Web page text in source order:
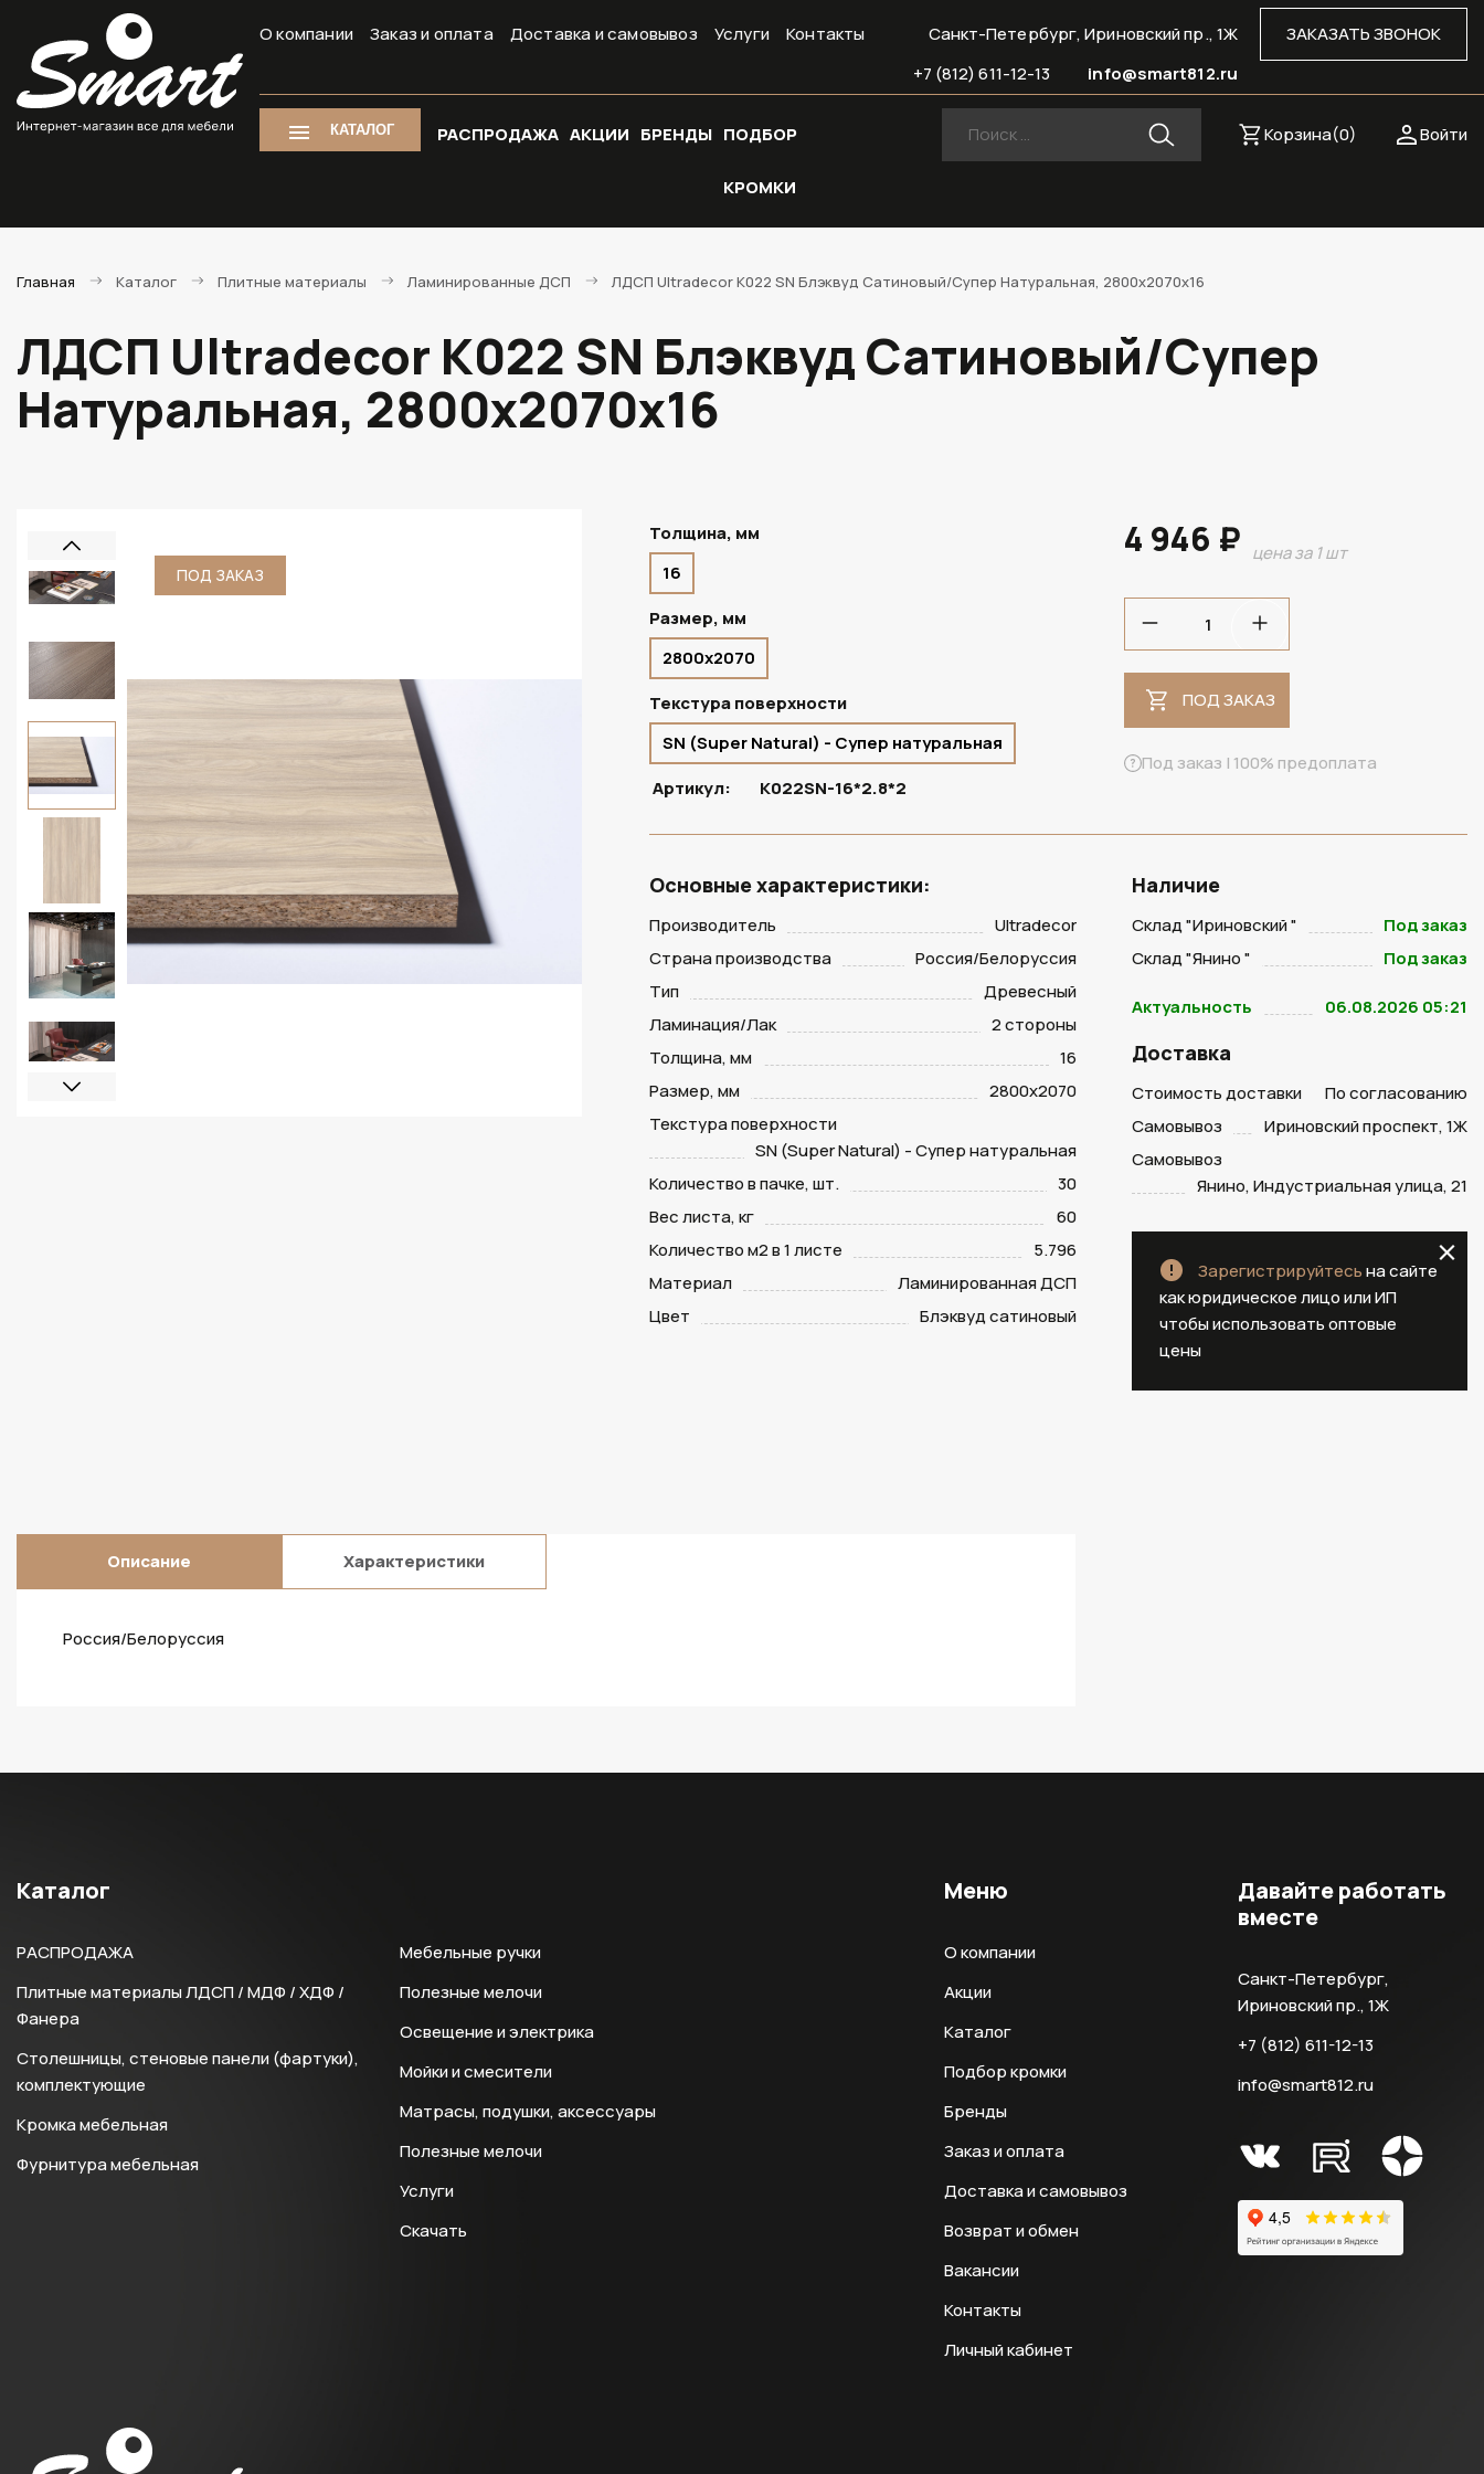
О компании Заказ и оплата Доставка и самовывоз Услуги Контакты ЗАКАЗАТЬ ЗВОНОК
Санкт-Петербург, Ириновский пр., 1Ж
info@smart812.ru
+7 (812) 611-12-13
КАТАЛОГ РАСПРОДАЖА АКЦИИ БРЕНДЫ ПОДБОР
КРОМКИ
Войти
Корзина(0)
Главная Каталог Плитные материалы Ламинированные ДСП ЛДСП Ultradecor K022 SN Блэквуд Сатиновый/Супер Натуральная, 2800х2070х16
ЛДСП Ultradecor K022 SN Блэквуд Сатиновый/Супер
Натуральная, 2800х2070х16
ПОД ЗАКАЗ ПОД ЗАКАЗ
Толщина, мм
16
Размер, мм
2800х2070
Текстура поверхности
SN (Super Natural) - Супер натуральная
Артикул:
K022SN-16*2.8*2
4 946 ₽ цена за 1 шт
ПОД ЗАКАЗ
Под заказ | 100% предоплата
Основные характеристики:
Производитель
Ultradecor
Страна производства
Россия/Белоруссия
Тип
Древесный
Ламинация/Лак
2 стороны
Толщина, мм
16
Размер, мм
2800х2070
Текстура поверхности
SN (Super Natural) - Супер натуральная
Количество в пачке, шт.
30
Вес листа, кг
60
Количество м2 в 1 листе
5.796
Материал
Ламинированная ДСП
Цвет
Блэквуд сатиновый
Наличие
Склад "Ириновский "
Под заказ
Склад "Янино "
Под заказ
Актуальность 06.08.2026 05:21
Доставка
Стоимость доставки
По согласованию
Самовывоз
Ириновский проспект, 1Ж
Самовывоз
Янино, Индустриальная улица, 21
Зарегистрируйтесьна сайте
как юридическое лицо или ИП
чтобы использовать оптовые
цены
Описание Характеристики
Россия/Белоруссия
Каталог
РАСПРОДАЖА
Плитные материалы ЛДСП / МДФ / ХДФ /
Фанера
Столешницы, стеновые панели (фартуки),
комплектующие
Кромка мебельная
Фурнитура мебельная
Мебельные ручки
Полезные мелочи
Освещение и электрика
Мойки и смесители
Матрасы, подушки, аксессуары
Полезные мелочи
Услуги
Скачать
Меню
О компании
Акции
Каталог
Подбор кромки
Бренды
Заказ и оплата
Доставка и самовывоз
Возврат и обмен
Вакансии
Контакты
Личный кабинет
Давайте работать
вместе
Санкт-Петербург,
Ириновский пр., 1Ж
+7 (812) 611-12-13
info@smart812.ru